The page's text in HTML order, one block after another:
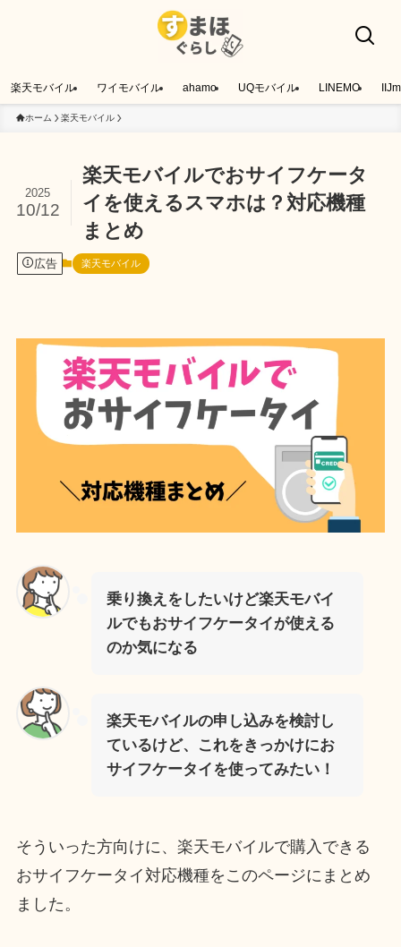
楽天モバイル ワイモバイル ahamo UQモバイル LINEMO
ホーム 楽天モバイル
楽天モバイルでおサイフケータ
イを使えるスマホは？対応機種
まとめ
2025
10/12
広告 楽天モバイル
乗り換えをしたいけど楽天モバイ
ルでもおサイフケータイが使える
のか気になる
楽天モバイルの申し込みを検討し
ているけど、これをきっかけにお
サイフケータイを使ってみたい！
そういった方向けに、楽天モバイルで購入できる
おサイフケータイ対応機種をこのページにまとめ
ました。